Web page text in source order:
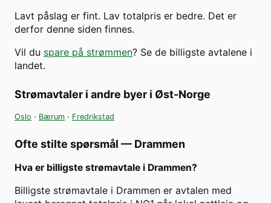
Lavt påslag er fint. Lav totalpris er bedre. Det er
derfor denne siden finnes.
Vil du spare på strømmen? Se de billigste avtalene i
landet.
Strømavtaler i andre byer i Øst-Norge
Oslo · Bærum · Fredrikstad
Ofte stilte spørsmål — Drammen
Hva er billigste strømavtale i Drammen?
Billigste strømavtale i Drammen er avtalen med